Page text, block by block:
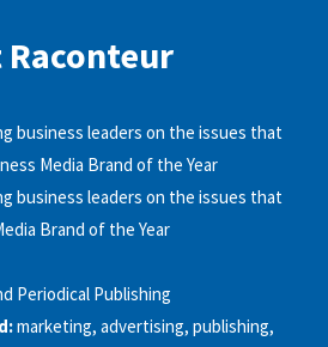
business leaders on the issues that
Media Brand of the Year
business leaders on the issues that
Brand of the Year
Periodical Publishing
marketing, advertising, publishing,